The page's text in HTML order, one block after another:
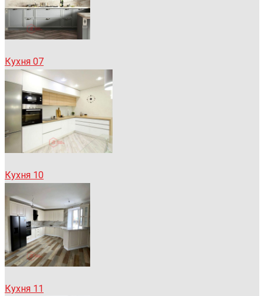
Кухня 07
Кухня 10
Кухня 11